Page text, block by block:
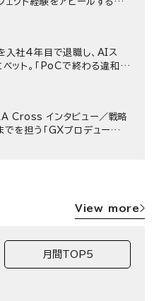
入社4年目で退職し、AIス
ベット。｢PoCで終わる違和
たのか／Gen-AX株式会社
Cross インタビュー／戦略
を担う「GXプロデュー
リア
View more
月間TOP5